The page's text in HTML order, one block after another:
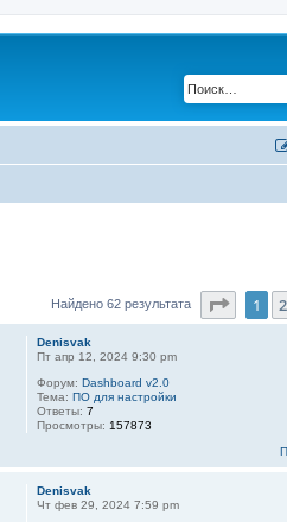
Найдено 62 результата 1 2
Denisvak
Пт апр 12, 2024 9:30 pm
Форум:Dashboard v2.0
Тема:ПО для настройки
Ответы:7
Просмотры: 157873
Denisvak
Чт фев 29, 2024 7:59 pm